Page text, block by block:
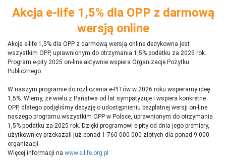
Akcja e-life 1,5% dla OPP z darmową
wersją online
Akcja e-life 1,5% dla OPP z darmową wersją online dedykowna jest
wszystkim OPP, uprawnionym do otrzymania 1,5% podatku za 2025 rok.
Program e-pity 2025 on-line aktywnie wspiera Organizacje Pożytku
Publicznego.
W naszym programie do rozliczania e-PITów w 2026 roku wspieramy ideę
1,5%. Wiemy, że wielu z Państwa od lat sympatyzuje i wspiera konkretne
OPP, dlatego podjęliśmy decyzję o udostępnieniu bezpłatnej wersji on-line
naszego programu wszystkim OPP w Polsce, uprawnionym do otrzymania
1,5% podatku za 2025 rok. Dzięki programowi e-pity od dnia jego premiery,
użytkownicy przekazali już ponad 1 760 000 000 złotych dla ponad 9 000
organizacji.
Więcej informacji na www.e-life.org.pl